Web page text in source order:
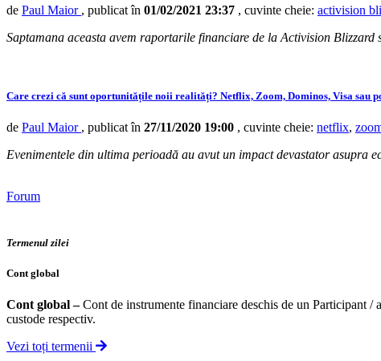
de Paul Maior , publicat în 01/02/2021 23:37 , cuvinte cheie: activision
Saptamana aceasta avem raportarile financiare de la Activision Blizzard
Care crezi că sunt oportunitățile noii realități? Netflix, Zoom, Dominos, Visa sau
de Paul Maior , publicat în 27/11/2020 19:00 , cuvinte cheie: netflix,
Evenimentele din ultima perioadă au avut un impact devastator asupra
Forum
Termenul zilei
Cont global
Cont global –Cont de instrumente financiare deschis de un Participant /
custode respectiv.
Vezi toți termenii